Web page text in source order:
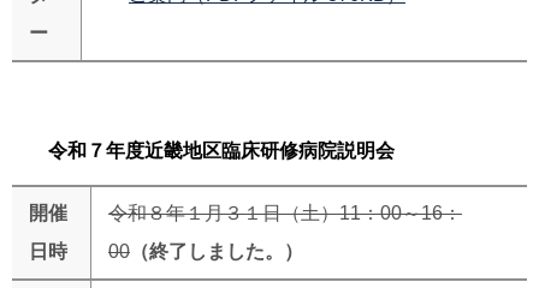
ー
令和７年度近畿地区臨床研修病院説明会
開催
日時
令和８年１月３１日（土）11：00～16：
00 （終了しました。）